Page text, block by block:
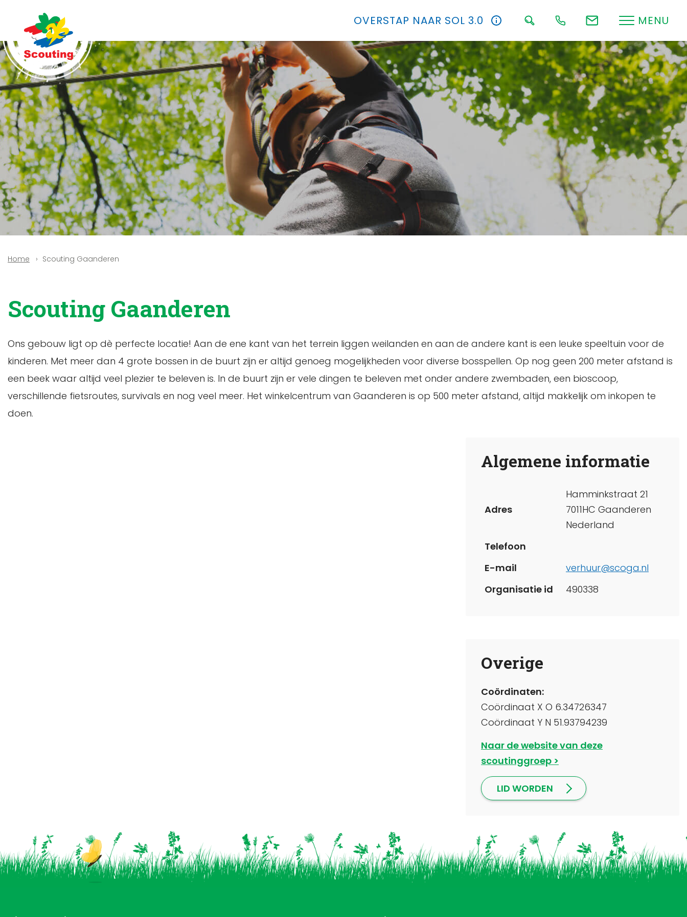
OVERSTAP NAAR SOL 3.0 MENU
Home Scouting Gaanderen
Scouting Gaanderen
Ons gebouw ligt op dè perfecte locatie! Aan de ene kant van het terrein liggen weilanden en aan de andere kant is een leuke speeltuin voor de
kinderen. Met meer dan 4 grote bossen in de buurt zijn er altijd genoeg mogelijkheden voor diverse bosspellen. Op nog geen 200 meter afstand is
een beek waar altijd veel plezier te beleven is. In de buurt zijn er vele dingen te beleven met onder andere zwembaden, een bioscoop,
verschillende fietsroutes, survivals en nog veel meer. Het winkelcentrum van Gaanderen is op 500 meter afstand, altijd makkelijk om inkopen te
doen.
Algemene informatie
Adres
Hamminkstraat 21
7011HC Gaanderen
Nederland
Telefoon
E-mail
verhuur@scoga.nl
Organisatie id
490338
Overige
Coördinaten:
Coördinaat X O 6.34726347
Coördinaat Y N 51.93794239
Naar de website van deze
scoutinggroep
LID WORDEN